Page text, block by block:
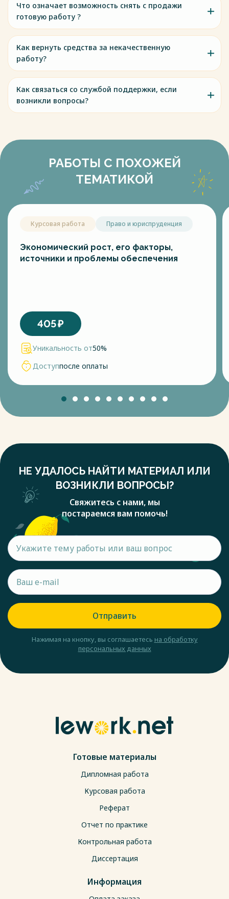
Что означает возможность снять с продажи
готовую работу ?
Как вернуть средства за некачественную
работу?
Как связаться со службой поддержки, если
возникли вопросы?
РАБОТЫ С ПОХОЖЕЙ
ТЕМАТИКОЙ
Курсовая работа Право и юриспруденция
Экономический рост, его факторы,
источники и проблемы обеспечения
405₽
Уникальность от50%
Доступпосле оплаты
НЕ УДАЛОСЬ НАЙТИ МАТЕРИАЛ ИЛИ
ВОЗНИКЛИ ВОПРОСЫ?
Свяжитесь с нами, мы
постараемся вам помочь!
Отправить
Нажимая на кнопку, вы соглашаетесь на обработку
персональных данных
Готовые материалы
Дипломная работа
Курсовая работа
Реферат
Отчет по практике
Контрольная работа
Диссертация
Информация